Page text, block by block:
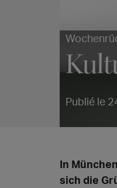
Publié le
In
sich die